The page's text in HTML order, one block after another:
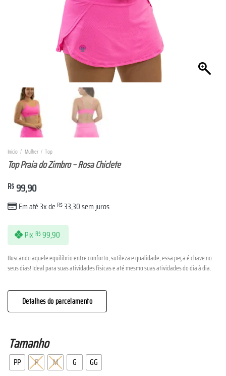
Início / Mulher / Top
Top Praia do Zimbro – Rosa Chiclete
R$99,90
Em até 3x de R$33,30sem juros
Pix R$99,90
Buscando aquele equilíbrio entre conforto, sutileza e qualidade, essa peça é chave no
seus dias! Ideal para suas atividades físicas e até mesmo suas atividades do dia à dia.
Detalhes do parcelamento
Tamanho
PP P M G GG